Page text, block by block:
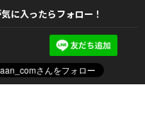
に入ったらフォロー！